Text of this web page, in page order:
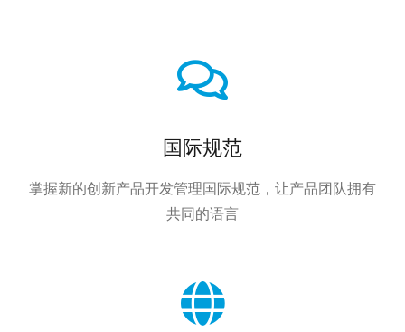
国际规范
掌握新的创新产品开发管理国际规范，让产品团队拥有
共同的语言